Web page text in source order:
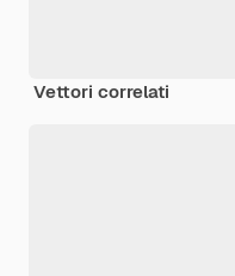
Vettori correlati